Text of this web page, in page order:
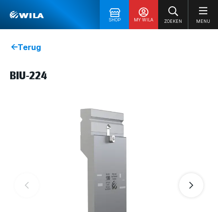
SHOP MY WILA ZOEKEN MENU
Terug
BIU-224